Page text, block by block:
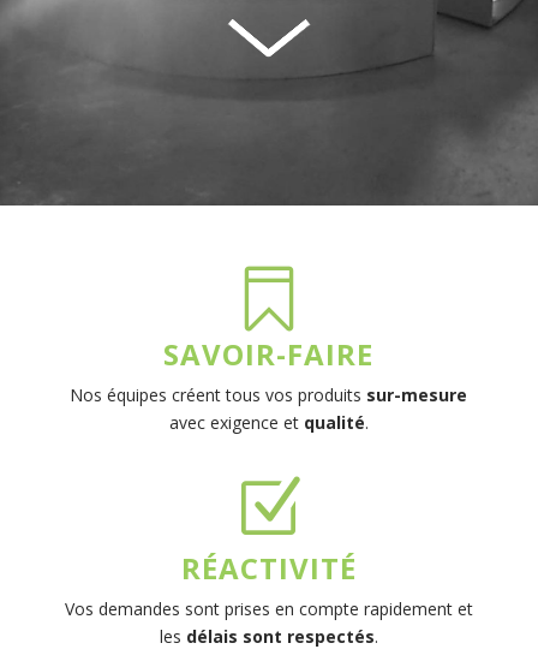

SAVOIR-FAIRE
Nos équipes créent tous vos produits sur-mesure
avec exigence et qualité.
Z
RÉACTIVITÉ
Vos demandes sont prises en compte rapidement et
les délais sont respectés.